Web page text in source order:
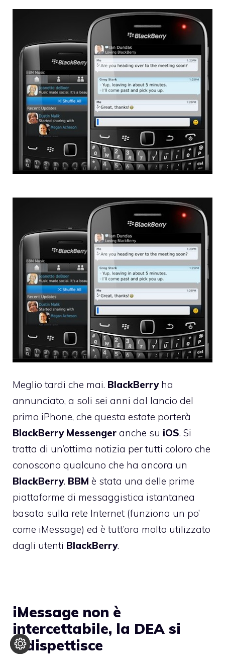
Meglio tardi che mai. BlackBerryha
annunciato, a soli sei anni dal lancio del
primo iPhone, che questa estate porterà
BlackBerry Messenger anche su iOS. Si
tratta di un’ottima notizia per tutti coloro che
conoscono qualcuno che ha ancora un
BlackBerry. BBM è stata una delle prime
piattaforme di messaggistica istantanea
basata sulla rete Internet (funziona un po’
come iMessage) ed è tutt’ora molto utilizzato
dagli utenti BlackBerry.
iMessage non è
intercettabile, la DEA si
indispettisce